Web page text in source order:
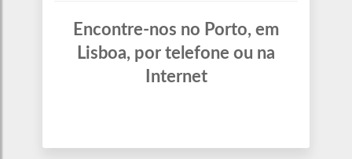
Encontre-nos no Porto, em
Lisboa, por telefone ou na
Internet